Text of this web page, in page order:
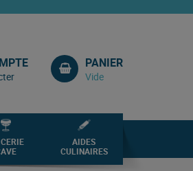
PANIER
Vide
AIDES
CULINAIRES